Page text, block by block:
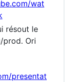
wat
résout le
prod. Ori
presentat